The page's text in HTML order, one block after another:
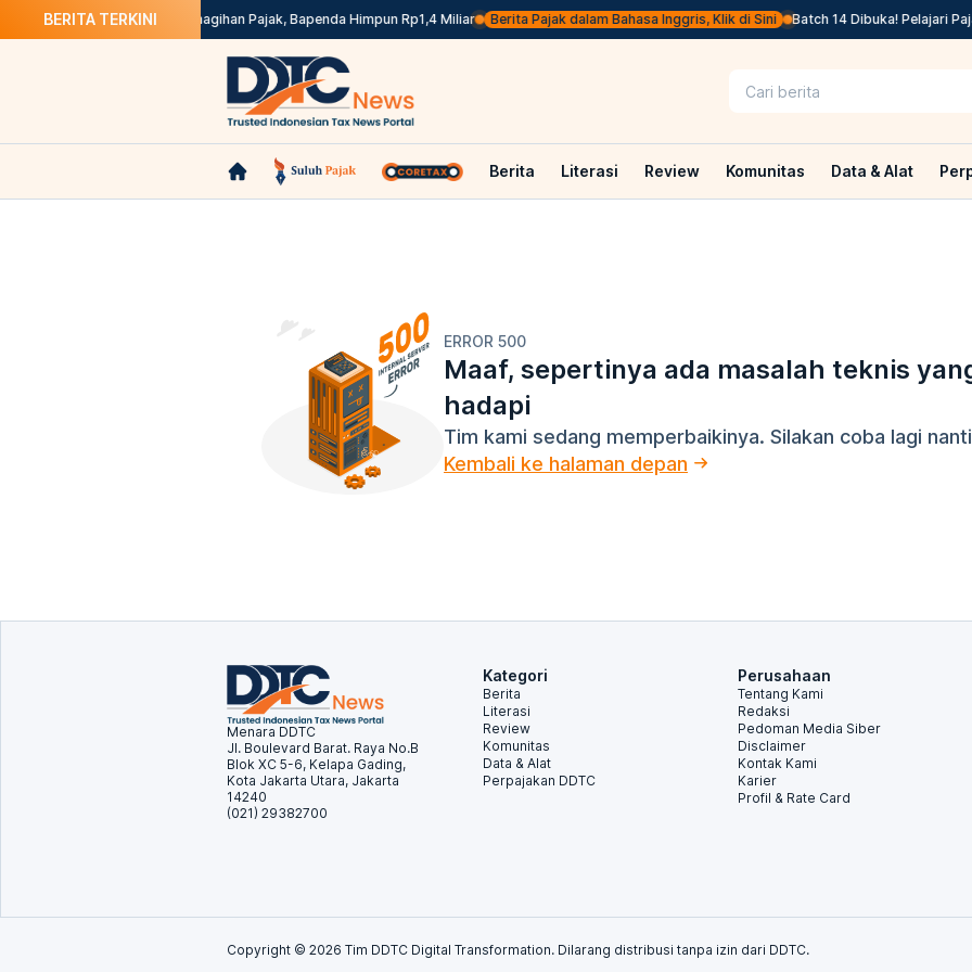
BERITA TERKINI
Rp100 Juta Gencarkan Penagihan Pajak, Bapenda Himpun Rp1,4 Miliar Berita Pajak dalam Bahasa Inggris, Klik di Sini Batch 14 Dibuka! Pelajari
Berita Literasi Review Komunitas Data & Alat
ERROR 500
Maaf, sepertinya ada masalah teknis
hadapi
Tim kami sedang memperbaikinya. Silakan coba lagi
Kembali ke halaman depan
Menara DDTC
Jl. Boulevard Barat. Raya No.B
Blok XC 5-6, Kelapa Gading,
Kota Jakarta Utara, Jakarta
14240
(021) 29382700
Kategori
Berita
Literasi
Review
Komunitas
Data & Alat
Perpajakan DDTC
Perusahaan
Tentang Kami
Redaksi
Pedoman Media Siber
Disclaimer
Kontak Kami
Karier
Profil & Rate Card
Copyright © 2026 Tim DDTC Digital Transformation. Dilarang distribusi tanpa izin dari DDTC.